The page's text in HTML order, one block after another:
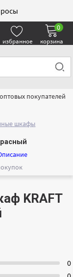
избранное корзина
0
покупателей
шкафы
KRAFT
0